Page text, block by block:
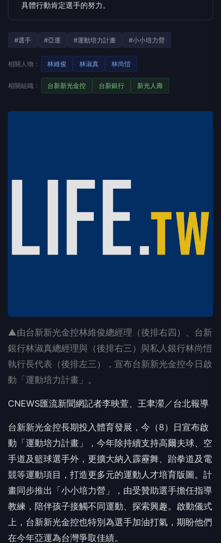
具體行動肯定選手的努力。
#選手 #亞運 #運動培力計畫 #小小培力營
相關人物： 林維俊 林淑真 林尚愷
相關組織： 台新新光金控 台新銀行 新光人壽
▲由台新新光金控林維俊總經理（後排右四）、台新
銀行林淑真總經理與（後排右三）與私人銀行林尚愷
執行長代表（後排左三），宣布台新新光金控今日啟
動「運動培力計畫」。
CNEWS匯流新聞網記者李映萱、王聿瀠／台北報導
台新新光金控長期投入體育發展，今（8）日宣布啟
動「運動培力計畫」，今年除持續支持高爾夫球、空
手道及籃球選手外，更擴大納入霹靂舞、跆拳道及電
競等運動項目，打造更多元的運動人才培育版圖。計
畫同步推出「小小培力營」，由受贊助選手擔任指導
教練，陪伴孩子接觸不同運動、探索興趣。啟動儀式
上，台新新光金控也特別為選手加油打氣，期盼他們
在今年亞運為台灣爭取佳績。